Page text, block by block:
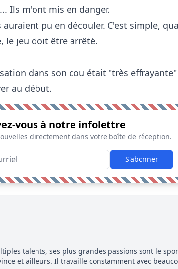
Ils m'ont mis en danger.
pu en découler. C'est simple,
le jeu doit être arrêté.
dans son cou était "très
au début.
vous à notre infolettre
directement dans votre boîte de réception.
S'abonner
talents, ses plus grandes passions sont le
et ailleurs. Il travaille constamment avec